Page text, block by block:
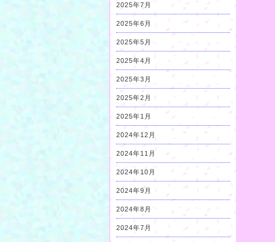
2025年7月
2025年6月
2025年5月
2025年4月
2025年3月
2025年2月
2025年1月
2024年12月
2024年11月
2024年10月
2024年9月
2024年8月
2024年7月